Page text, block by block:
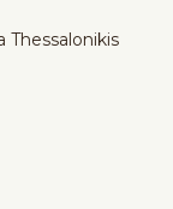
Thessalonikis